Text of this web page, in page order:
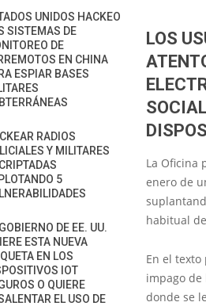
LOS
La Oficina
enero de
habitual
En el
impago de
donde se
UNIDOS HACKEO
SISTEMAS DE
DE
EN CHINA
ESPIAR BASES
RADIOS
Y MILITARES
5
DE EE. UU.
ESTA NUEVA
EN LOS
IOT
O QUIERE
EL USO DE